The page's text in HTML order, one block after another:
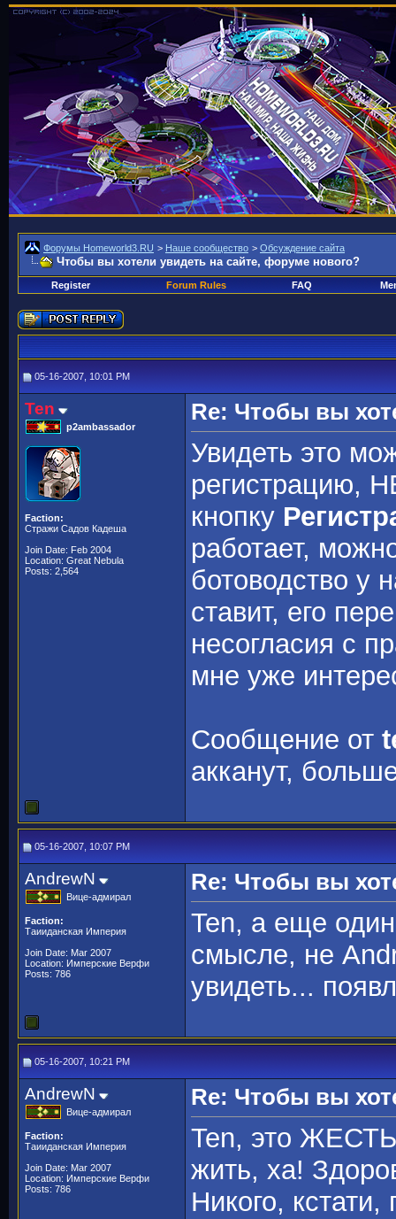
Форумы Homeworld3.RU > Наше сообщество > Обсуждение сайта
Чтобы вы хотели увидеть на сайте, форуме нового?
Register Forum Rules FAQ
05-16-2007, 10:01 PM
Ten
p2ambassador
Faction:
Стражи Садов Кадеша
Join Date: Feb 2004
Location: Great Nebula
Posts: 2,564
Re: Чтобы вы
Увидеть это
регистрацию,
кнопку
работает,
ботоводство у
ставит, его
несогласия с
мне уже
Сообщение от
акканут,
05-16-2007, 10:07 PM
AndrewN
Вице-адмирал
Faction:
Таииданская Империя
Join Date: Mar 2007
Location: Имперские Верфи
Posts: 786
Re: Чтобы вы
Ten, а еще
смысле, не
увидеть...
05-16-2007, 10:21 PM
AndrewN
Вице-адмирал
Faction:
Таииданская Империя
Join Date: Mar 2007
Location: Имперские Верфи
Posts: 786
Re: Чтобы вы
Ten, это
жить, ха!
Никого,